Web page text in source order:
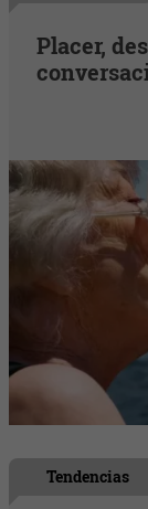
Placer,
Tendencias